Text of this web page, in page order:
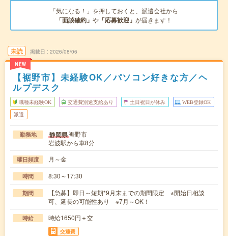
「気になる！」を押しておくと、派遣会社から
「面談確約」 や 「応募歓迎」 が届きます！
未読
NEW
掲載日 2026/08/06
【裾野市】未経験OK／パソコン好きな方／ヘ
ルプデスク
職種未経験OK 交通費別途支給あり 土日祝日が休み WEB登録OK
派遣
勤務地 静岡県裾野市
岩波駅から車8分
曜日頻度 月～金
時間 8:30～17:30
期間
【急募】即日～短期*9月末までの期間限定 ※開始日相談
可、延長の可能性あり ※7月～OK！
時給 時給1650円＋交
交通費